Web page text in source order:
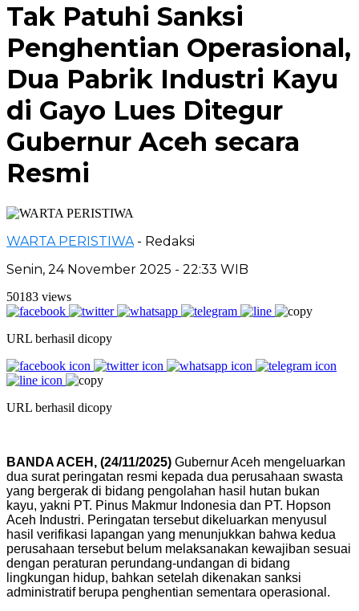
Tak Patuhi Sanksi
Penghentian Operasional,
Dua Pabrik Industri Kayu
di Gayo Lues Ditegur
Gubernur Aceh secara
Resmi
WARTA PERISTIWA - Redaksi
Senin, 24 November 2025 - 22:33 WIB
50183 views
URL berhasil dicopy
URL berhasil dicopy
BANDA ACEH, (24/11/2025) Gubernur Aceh mengeluarkan
dua surat peringatan resmi kepada dua perusahaan swasta
yang bergerak di bidang pengolahan hasil hutan bukan
kayu, yakni PT. Pinus Makmur Indonesia dan PT. Hopson
Aceh Industri. Peringatan tersebut dikeluarkan menyusul
hasil verifikasi lapangan yang menunjukkan bahwa kedua
perusahaan tersebut belum melaksanakan kewajiban sesuai
dengan peraturan perundang-undangan di bidang
lingkungan hidup, bahkan setelah dikenakan sanksi
administratif berupa penghentian sementara operasional.